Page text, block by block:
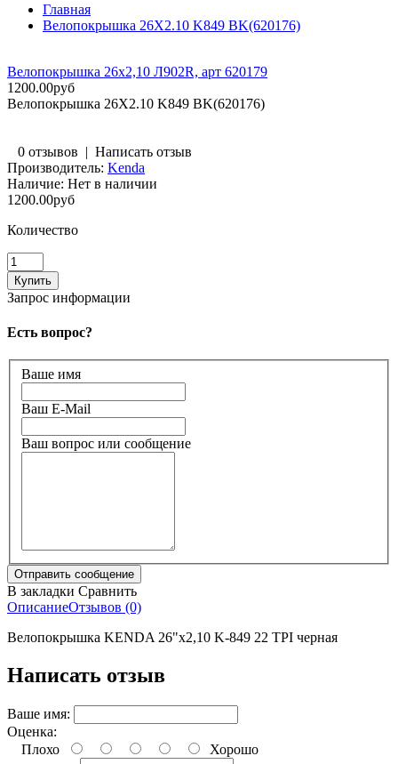
Главная
Велопокрышка 26X2.10 K849 BK(620176)
Велопокрышка 26х2,10 Л902R, арт 620179
1200.00руб
Велопокрышка 26X2.10 K849 BK(620176)
0 отзывов | Написать отзыв
Производитель: Kenda
Наличие: Нет в наличии
1200.00руб
Количество
Запрос информации
Есть вопрос?
Ваше имя
Ваш E-Mail
Ваш вопрос или сообщение
В закладки Сравнить
ОписаниеОтзывов (0)
Велопокрышка KENDA 26"х2,10 K-849 22 TPI черная
Написать отзыв
Ваше имя:
Оценка:
Плохо
Хорошо